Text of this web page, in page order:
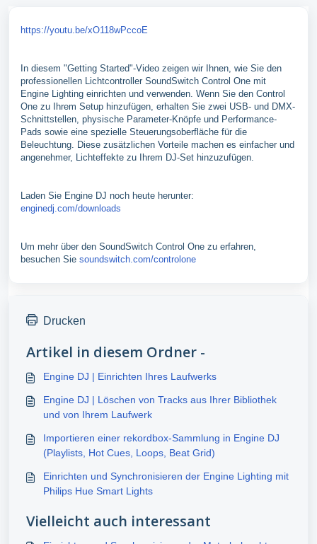
https://youtu.be/xO118wPccoE
In diesem "Getting Started"-Video zeigen wir Ihnen, wie Sie den
professionellen Lichtcontroller SoundSwitch Control One mit
Engine Lighting einrichten und verwenden. Wenn Sie den Control
One zu Ihrem Setup hinzufügen, erhalten Sie zwei USB- und DMX-
Schnittstellen, physische Parameter-Knöpfe und Performance-
Pads sowie eine spezielle Steuerungsoberfläche für die
Beleuchtung. Diese zusätzlichen Vorteile machen es einfacher und
angenehmer, Lichteffekte zu Ihrem DJ-Set hinzuzufügen.
Laden Sie Engine DJ noch heute herunter:
enginedj.com/downloads
Um mehr über den SoundSwitch Control One zu erfahren,
besuchen Sie soundswitch.com/controlone
Drucken
Artikel in diesem Ordner -
Engine DJ | Einrichten Ihres Laufwerks
Engine DJ | Löschen von Tracks aus Ihrer Bibliothek
und von Ihrem Laufwerk
Importieren einer rekordbox-Sammlung in Engine DJ
(Playlists, Hot Cues, Loops, Beat Grid)
Einrichten und Synchronisieren der Engine Lighting mit
Philips Hue Smart Lights
Vielleicht auch interessant